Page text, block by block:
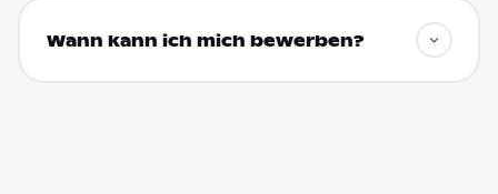
Wann kann ich mich bewerben?